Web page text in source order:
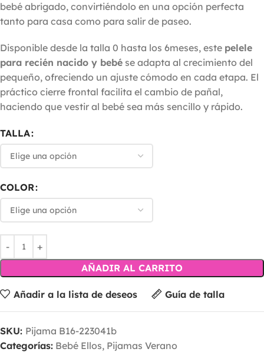
bebé abrigado, convirtiéndolo en una opción perfecta
tanto para casa como para salir de paseo.
Disponible desde la talla 0 hasta los 6meses, este pelele
para recién nacido y bebé se adapta al crecimiento del
pequeño, ofreciendo un ajuste cómodo en cada etapa. El
práctico cierre frontal facilita el cambio de pañal,
haciendo que vestir al bebé sea más sencillo y rápido.
TALLA
COLOR
AÑADIR AL CARRITO
Añadir a la lista de deseos Guía de talla
SKU: Pijama B16-223041b
Categorías: Bebé Ellos, Pijamas Verano